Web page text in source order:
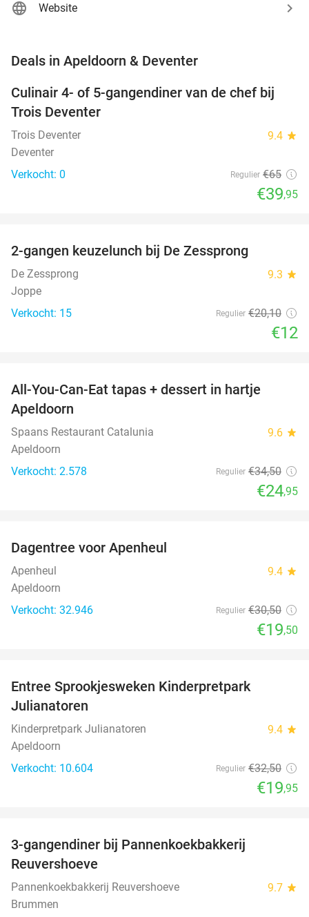
Website
Deals in Apeldoorn & Deventer
39%
TODAY
Culinair 4- of 5-gangendiner van de chef bij
Trois Deventer
Trois Deventer 9.4 star
Deventer
Verkocht: 0
Regulier €65
€39,95
NEW
TODAY
2-gangen keuzelunch bij De Zessprong
De Zessprong 9.3 star
Joppe
Verkocht: 15
Regulier €20,10
€12
All-You-Can-Eat tapas + dessert in hartje
Apeldoorn
Spaans Restaurant Catalunia 9.6 star
Apeldoorn
Verkocht: 2.578
Regulier €34,50
€24,95
Dagentree voor Apenheul
Apenheul 9.4 star
Apeldoorn
Verkocht: 32.946
Regulier €30,50
€19,50
Entree Sprookjesweken Kinderpretpark
Julianatoren
Kinderpretpark Julianatoren 9.4 star
Apeldoorn
Verkocht: 10.604
Regulier €32,50
€19,95
3-gangendiner bij Pannenkoekbakkerij
Reuvershoeve
Pannenkoekbakkerij Reuvershoeve 9.7 star
Brummen